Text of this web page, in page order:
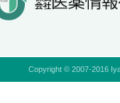
Copyright © 2007-2016